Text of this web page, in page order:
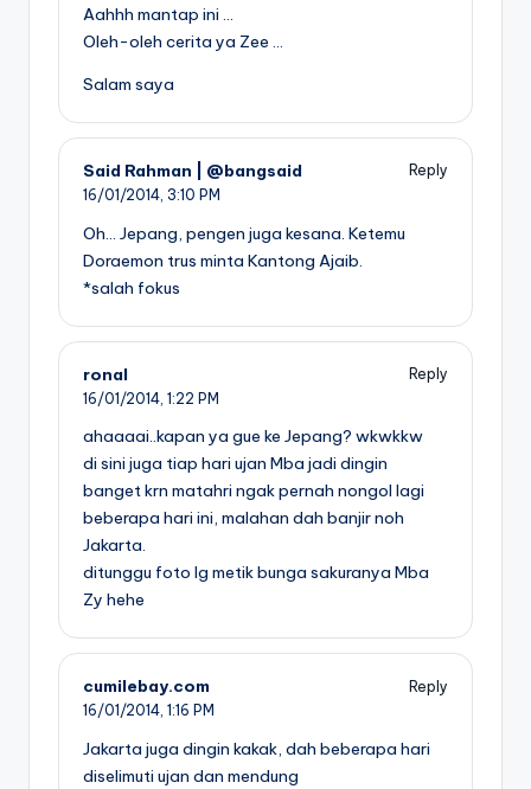
Aahhh mantap ini …
Oleh-oleh cerita ya Zee …
Salam saya
Said Rahman | @bangsaid
Reply
16/01/2014, 3:10 PM
Oh… Jepang, pengen juga kesana. Ketemu
Doraemon trus minta Kantong Ajaib.
*salah fokus
ronal
Reply
16/01/2014, 1:22 PM
ahaaaai..kapan ya gue ke Jepang? wkwkkw
di sini juga tiap hari ujan Mba jadi dingin
banget krn matahri ngak pernah nongol lagi
beberapa hari ini, malahan dah banjir noh
Jakarta.
ditunggu foto lg metik bunga sakuranya Mba
Zy hehe
cumilebay.com
Reply
16/01/2014, 1:16 PM
Jakarta juga dingin kakak, dah beberapa hari
diselimuti ujan dan mendung